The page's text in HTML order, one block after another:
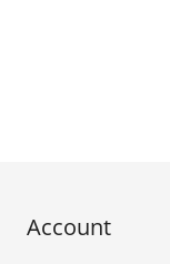
Account